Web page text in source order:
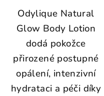
Odylique Natural
Glow Body Lotion
dodá pokožce
přirozené postupné
opálení, intenzivní
hydrataci a péči díky